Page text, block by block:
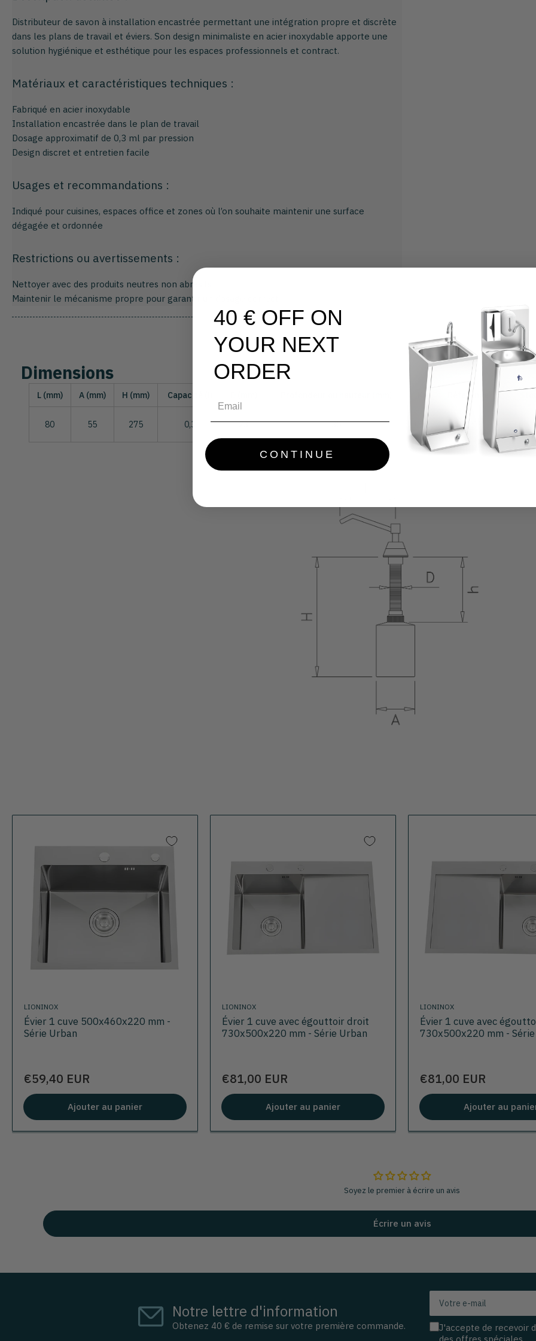
Distributeur de savon à installation encastrée permettant une intégration propre et discrète
dans les plans de travail et éviers. Son design minimaliste en acier inoxydable apporte une
solution hygiénique et esthétique pour les espaces professionnels et contract.
Matériaux et caractéristiques techniques :
Fabriqué en acier inoxydable
Installation encastrée dans le plan de travail
Dosage approximatif de 0,3 ml par pression
Design discret et entretien facile
Usages et recommandations :
Indiqué pour cuisines, espaces office et zones où l’on souhaite maintenir une surface
dégagée et ordonnée
Restrictions ou avertissements :
Nettoyer avec des produits neutres non abrasifs
Maintenir le mécanisme propre pour garantir un dosage correct
Dimensions
L (mm) A (mm) H (mm) Capacité (l) Kg Référence
80 55 275 0,3 23 35 0,32 460219 EN
LIONINOX
Évier 1 cuve 500x460x220 mm -
Série Urban
Prix
€59,40 EUR
Ajouter au panier
LIONINOX
Évier 1 cuve avec égouttoir droit
730x500x220 mm - Série Urban
Prix
€81,00 EUR
Ajouter au panier
LIONINOX
Évier 1 cuve avec
730x500x220 mm -
Prix
€81,00 EUR
Ajouter au
Soyez le premier à écrire un avis
Écrire un avis
Notre lettre d'information
Obtenez 40 € de remise sur votre première commande.
mail
J'accepte de recevoir
40 € OFF ON
YOUR NEXT
ORDER
CONTINUE